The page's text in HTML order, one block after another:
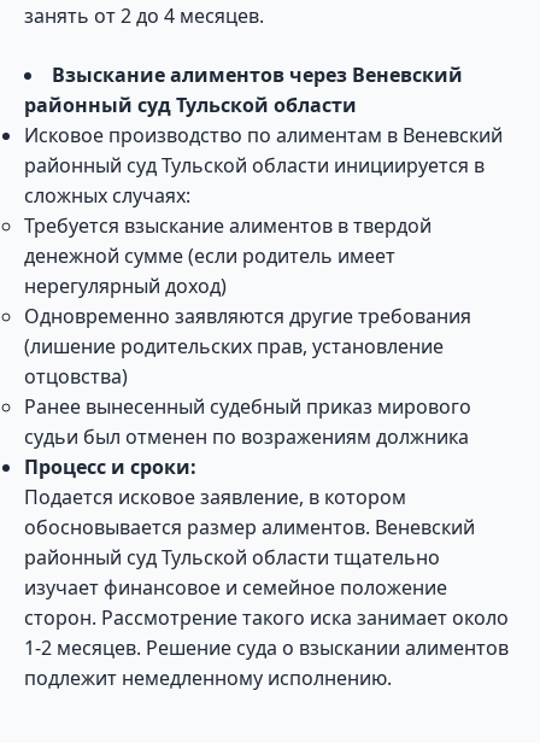
занять от 2 до 4 месяцев.
Взыскание алиментов через Веневский
районный суд Тульской области
Исковое производство по алиментам в Веневский
районный суд Тульской области инициируется в
сложных случаях:
Требуется взыскание алиментов в твердой
денежной сумме (если родитель имеет
нерегулярный доход)
Одновременно заявляются другие требования
(лишение родительских прав, установление
отцовства)
Ранее вынесенный судебный приказ мирового
судьи был отменен по возражениям должника
Процесс и сроки:
Подается исковое заявление, в котором
обосновывается размер алиментов. Веневский
районный суд Тульской области тщательно
изучает финансовое и семейное положение
сторон. Рассмотрение такого иска занимает около
1-2 месяцев. Решение суда о взыскании алиментов
подлежит немедленному исполнению.